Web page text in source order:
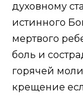
духовному
истинного
мертвого
боль и
горячей
крещение